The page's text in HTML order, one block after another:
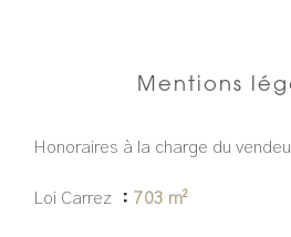
Mentions
Honoraires à la charge du
Loi Carrez 703 m²